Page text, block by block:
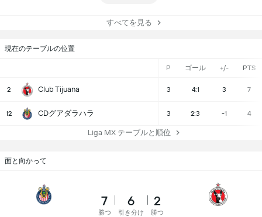
すべてを見る
現在のテーブルの位置
P ゴール +/- PTS
2 Club Tijuana 3 4:1 3 7
12 CDグアダラハラ 3 2:3 -1 4
Liga MX テーブルと順位
面と向かって
7
勝つ
6
引き分け
2
勝つ